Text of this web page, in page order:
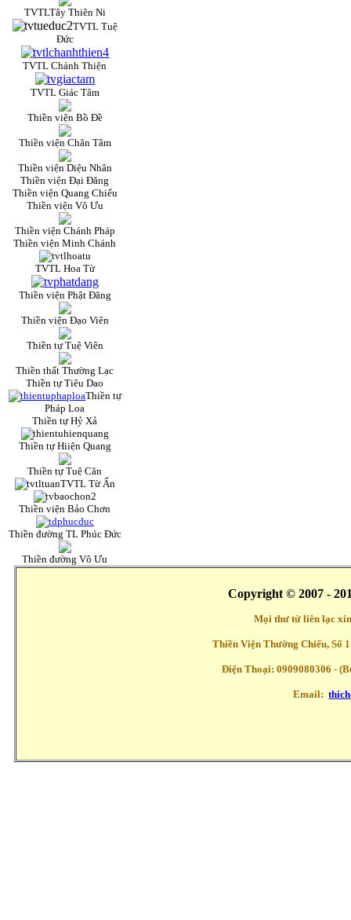
TVTLTây Thiên Ni
TVTL Tuệ
Đức
TVTL Chánh Thiện
TVTL Giác Tâm
Thiền viện Bồ Đề
Thiền viện Chân Tâm
Thiền viện Diệu Nhân
Thiền viện Đại Đăng
Thiền viện Quang Chiếu
Thiền viện Vô Ưu
Thiền viện Chánh Pháp
Thiền viện Minh Chánh
TVTL Hoa Từ
Thiền viện Phật Đăng
Thiền viện Đạo Viên
Thiền tự Tuệ Viên
Thiền thất Thường Lạc
Thiền tự Tiêu Dao
Thiền tự
Pháp Loa
Thiền tự Hỷ Xả
Thiền tự Hiiện Quang
Thiền tự Tuệ Căn
TVTL Từ Ấn
Thiền viện Bảo Chơn
Thiền đường TL Phúc Đức
Thiền đường Vô Ưu
Copyright © 2007 -
Mọi thư từ liên lạc
Thiền Viện Thường Chiếu, Số
Điện Thoại: 0909080306 -
Email: